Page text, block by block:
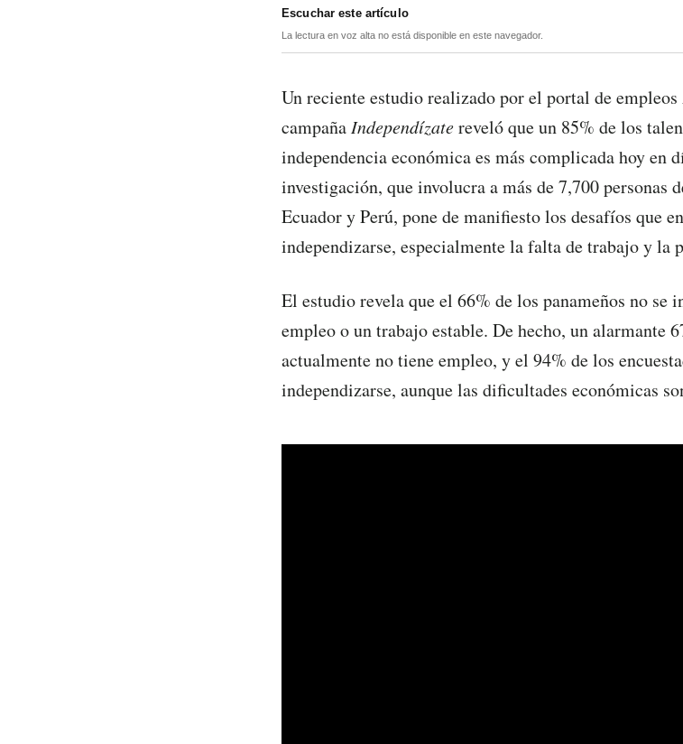
Escuchar este artículo
La lectura en voz alta no está disponible en este navegador.
Un reciente estudio realizado por el portal de empleos
campaña Independízatereveló que un 85% de los
independencia económica es más complicada hoy en
investigación, que involucra a más de 7,700 personas
Ecuador y Perú, pone de manifiesto los desafíos que
independizarse, especialmente la falta de trabajo y la
El estudio revela que el 66% de los panameños no se
empleo o un trabajo estable. De hecho, un alarmante
actualmente no tiene empleo, y el 94% de los
independizarse, aunque las dificultades económicas